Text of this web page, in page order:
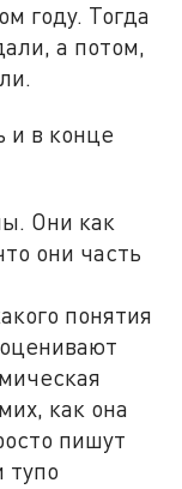
году. Тогда
а потом,
и в конце
Они как
они часть
понятия
как она
пишут
тупо